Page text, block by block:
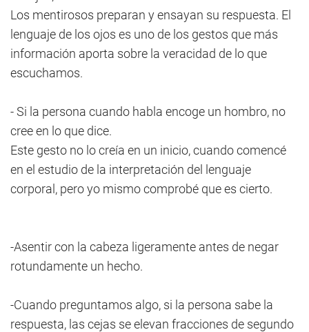
Los mentirosos preparan y ensayan su respuesta. El
lenguaje de los ojos es uno de los gestos que más
información aporta sobre la veracidad de lo que
escuchamos.
- Si la persona cuando habla encoge un hombro, no
cree en lo que dice.
Este gesto no lo creía en un inicio, cuando comencé
en el estudio de la interpretación del lenguaje
corporal, pero yo mismo comprobé que es cierto.
-Asentir con la cabeza ligeramente antes de negar
rotundamente un hecho.
-Cuando preguntamos algo, si la persona sabe la
respuesta, las cejas se elevan fracciones de segundo